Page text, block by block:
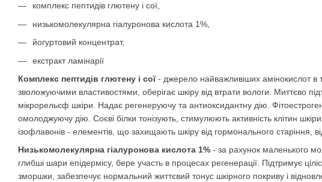
комплекс пептидів глютену і сої,
низькомолекулярна гіалуронова кислота 1%,
йогуртовий концентрат,
екстракт ламінарії
Комплекс пептидів глютену і сої- джерело найважливіших амінокислот в
зволожуючими властивостями, оберігає шкіру від втрати вологи. Миттєво
мікрорельєф шкіри. Надає регенеруючу та антиоксидантну дію.
омолоджуючу дію. Соєві білки тонізують, стимулюють активність клітин
ізофлавонів - елементів, що захищають шкіру від гормонального старіння,
Низькомолекулярна гіалуронова кислота 1% - за рахунок маленького
глибші шари епідермісу, бере участь в процесах регенерації. Підтримує
зморшки, забезпечує нормальний життєвий тонус шкірного покриву і